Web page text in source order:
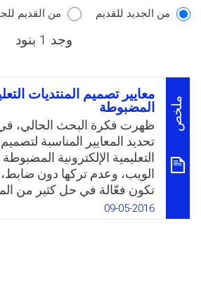
من الجديد للقديم
من القديم
وجد 1 بنود
ملخص
معايير تصميم المنتديات
المضبوطة
ظهرت فكرة البحث الحالي،
تحديد المعايير المناسبة
التعليمية الإلكترونية
الويب، وعدم تركها دون
تكون فعّالة في حل كثير من
إذا أحسن تصميمها واستخدامها،
أمكن صياغتها في السؤال
09-05-2016